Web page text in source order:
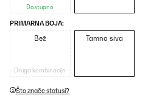
Dostupno
PRIMARNA BOJA:
Bež
Druga kombinacija
Tamno siva
Što znače statusi?